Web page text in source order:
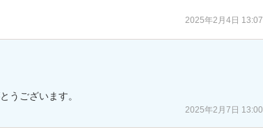
2025年2月4日 13:07
うございます。
2025年2月7日 13:00